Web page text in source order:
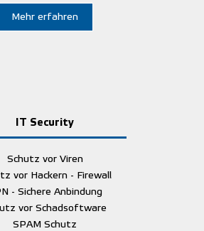
Mehr erfahren
IT Security
Schutz vor Viren
vor Hackern - Firewall
- Sichere Anbindung
vor Schadsoftware
SPAM Schutz